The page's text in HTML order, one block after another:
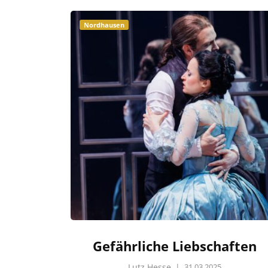
Nordhausen
Gefährliche Liebschaften